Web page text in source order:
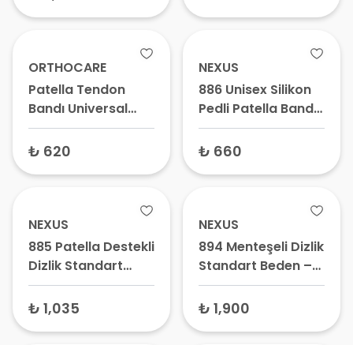
ORTHOCARE
Patella Tendon
Bandı Universal
6876 Standart
Beden – Patellar
₺ 620
NEXUS
886 Unisex Silikon
Pedli Patella Bandı
Standart Beden –
Sporcu Dizliği,
₺ 660
NEXUS
885 Patella Destekli
Dizlik Standart
Beden – Sporcu
Dizliği, Diz Kapağı
₺ 1,035
NEXUS
894 Menteşeli Dizlik
Standart Beden –
Patella Destekli
Medikal Dizlik
₺ 1,900